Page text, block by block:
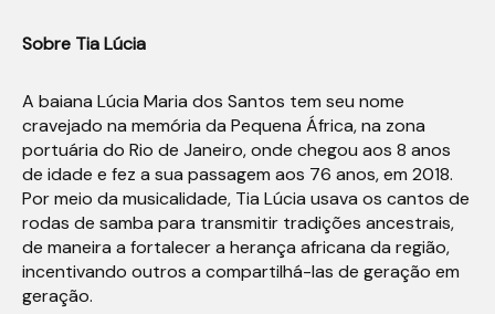
Sobre Tia Lúcia
A baiana Lúcia Maria dos Santos tem seu nome
cravejado na memória da Pequena África, na zona
portuária do Rio de Janeiro, onde chegou aos 8 anos
de idade e fez a sua passagem aos 76 anos, em 2018.
Por meio da musicalidade, Tia Lúcia usava os cantos de
rodas de samba para transmitir tradições ancestrais,
de maneira a fortalecer a herança africana da região,
incentivando outros a compartilhá-las de geração em
geração.